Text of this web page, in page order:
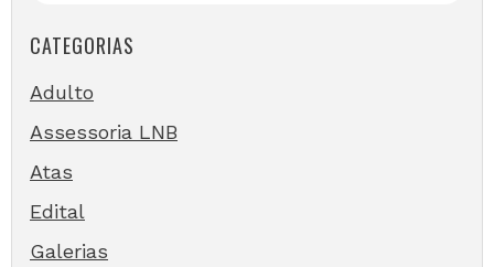
CATEGORIAS
Adulto
Assessoria LNB
Atas
Edital
Galerias